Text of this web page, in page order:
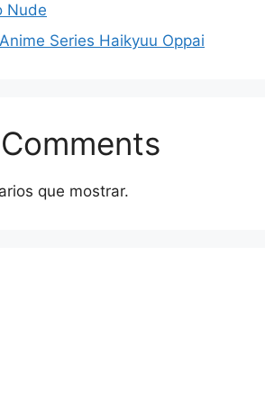
Nude
Series Haikyuu Oppai
que mostrar.